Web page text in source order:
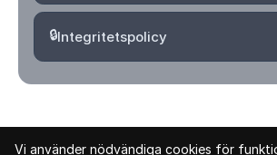
Vi använder nödvändiga cookies för
🔒Integritetspolicy